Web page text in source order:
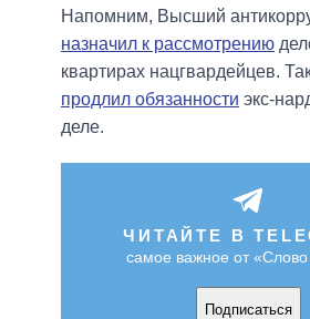
Напомним, Высший
назначил к рассмотрению
квартирах нацгвардейцев.
продлил обязанности экс-
деле.
ЧИТАЙТЕ В
самое важное от
Подписаться